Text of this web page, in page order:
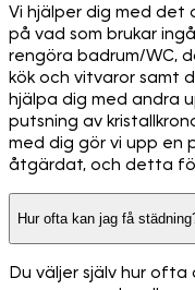
Vi hjälper dig med det
på vad som brukar
rengöra badrum/WC,
kök och vitvaror samt
hjälpa dig med andra
putsning av
med dig gör vi upp en
åtgärdat, och detta
Hur ofta kan jag få
Du väljer själv hur ofta